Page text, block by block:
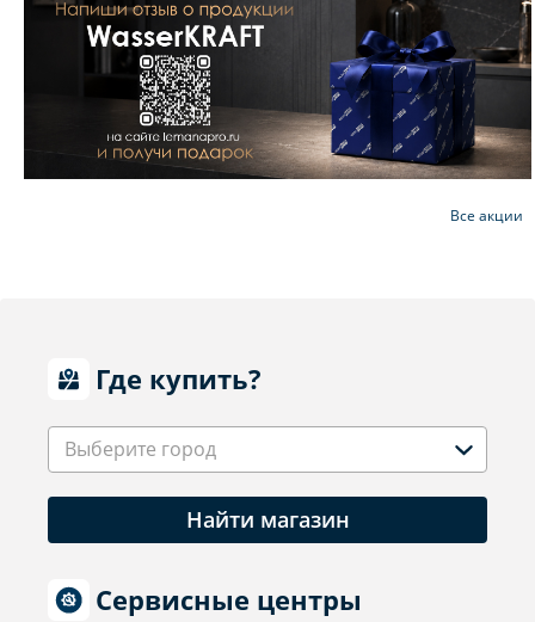
Все акции
Где купить?
Выберите город
Найти магазин
Сервисные центры